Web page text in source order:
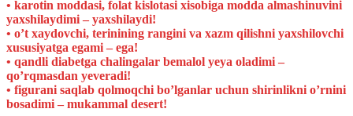
• karotin moddasi, folat kislotasi xisobiga modda almashinuvini
yaxshilaydimi – yaxshilaydi!
• oʼt xaydovchi, terinining rangini va xazm qilishni yaxshilovchi
xususiyatga egami – ega!
• qandli diabetga chalingalar bemalol yeya oladimi –
qoʼrqmasdan yeveradi!
• figurani saqlab qolmoqchi boʼlganlar uchun shirinlikni oʼrnini
bosadimi – mukammal desert!